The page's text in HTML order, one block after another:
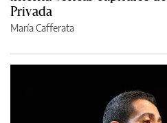
Privada
María Cafferata